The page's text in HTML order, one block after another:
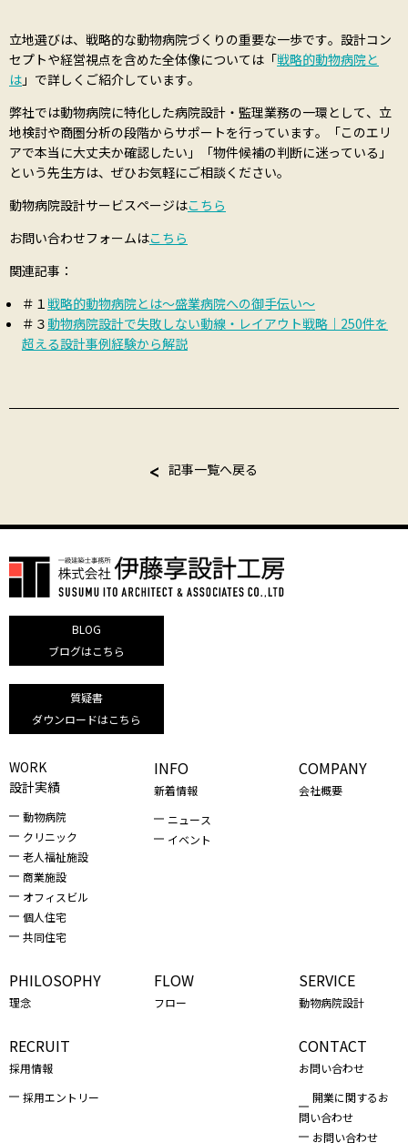
立地選びは、戦略的な動物病院づくりの重要な一歩です。設計コン
セプトや経営視点を含めた全体像については「戦略的動物病院と
は 」で詳しくご紹介しています。
弊社では動物病院に特化した病院設計・監理業務の一環として、立
地検討や商圏分析の段階からサポートを行っています。「このエリ
アで本当に大丈夫か確認したい」「物件候補の判断に迷っている」
という先生方は、ぜひお気軽にご相談ください。
動物病院設計サービスページはこちら
お問い合わせフォームはこちら
関連記事：
＃１ 戦略的動物病院とは～盛業病院への御手伝い～
＃３ 動物病院設計で失敗しない動線・レイアウト戦略｜250件を
超える設計事例経験から解説
記事一覧へ戻る
BLOG
ブログはこちら
質疑書
ダウンロードはこちら
WORK
設計実績
動物病院
クリニック
老人福祉施設
商業施設
オフィスビル
個人住宅
共同住宅
INFO
新着情報
ニュース
イベント
COMPANY
会社概要
PHILOSOPHY
理念
FLOW
フロー
SERVICE
動物病院設計
RECRUIT
採用情報
採用エントリー
CONTACT
お問い合わせ
開業に関するお
問い合わせ
お問い合わせ